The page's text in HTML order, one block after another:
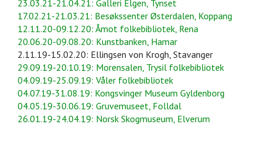
23.03.21-21.04.21: Galleri Elgen, Tynset
17.02.21-21.03.21: Besøkssenter Østerdalen, Koppang
12.11.20-09.12.20: Åmot folkebibliotek, Rena
20.06.20-09.08.20: Kunstbanken, Hamar
2.11.19-15.02.20: Ellingsen von Krogh, Stavanger
29.09.19-20.10.19: Morensalen, Trysil folkebibliotek
04.09.19-25.09.19: Våler folkebibliotek
04.07.19-31.08.19: Kongsvinger Museum Gyldenborg
04.05.19-30.06.19: Gruvemuseet, Folldal
26.01.19-24.04.19: Norsk Skogmuseum, Elverum